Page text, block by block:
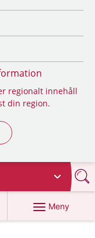
regionalt innehåll
din region.
Meny